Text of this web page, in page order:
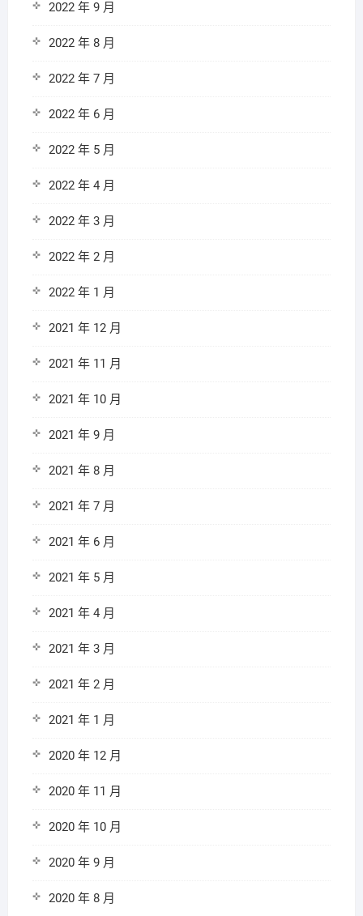
2022 年 9 月
2022 年 8 月
2022 年 7 月
2022 年 6 月
2022 年 5 月
2022 年 4 月
2022 年 3 月
2022 年 2 月
2022 年 1 月
2021 年 12 月
2021 年 11 月
2021 年 10 月
2021 年 9 月
2021 年 8 月
2021 年 7 月
2021 年 6 月
2021 年 5 月
2021 年 4 月
2021 年 3 月
2021 年 2 月
2021 年 1 月
2020 年 12 月
2020 年 11 月
2020 年 10 月
2020 年 9 月
2020 年 8 月